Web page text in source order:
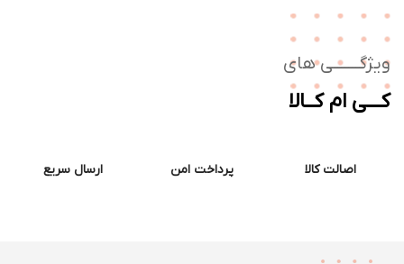
های
ام کــالا
اصالت کالا پرداخت امن ارسال سریع